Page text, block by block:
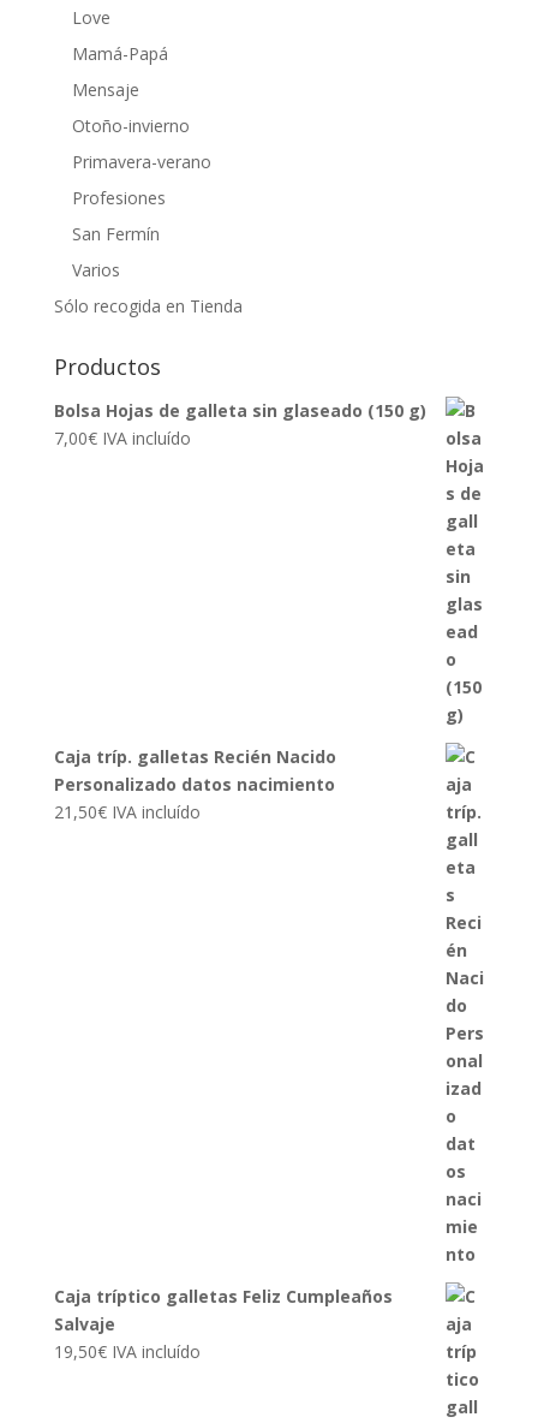
Love
Mamá-Papá
Mensaje
Otoño-invierno
Primavera-verano
Profesiones
San Fermín
Varios
Sólo recogida en Tienda
Productos
Bolsa Hojas de galleta sin glaseado (150 g)
7,00€ IVA incluído
Caja tríp. galletas Recién Nacido
Personalizado datos nacimiento
21,50€ IVA incluído
Caja tríptico galletas Feliz Cumpleaños
Salvaje
19,50€ IVA incluído